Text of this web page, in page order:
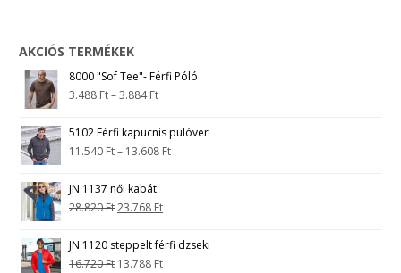
AKCIÓS TERMÉKEK
8000 "Sof Tee"- Férfi Póló
3.488 Ft–3.884Ft
5102 Férfi kapucnis pulóver
11.540 Ft– 13.608 Ft
JN 1137 női kabát
28.820Ft23.768 Ft
JN 1120 steppelt férfi dzseki
16.720Ft 13.788 Ft